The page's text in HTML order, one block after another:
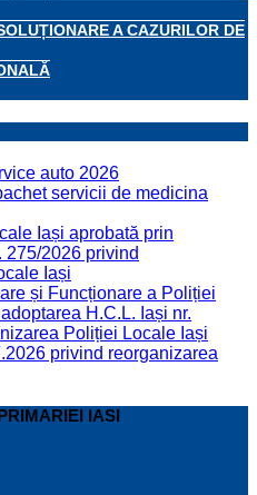
A CAZURILOR DE
auto 2026
servicii de medicina
Iași aprobată prin
275/2026 privind
Iași
și Funcționare a Poliției
H.C.L. Iași nr.
Poliției Locale Iași
privind reorganizarea
IASI